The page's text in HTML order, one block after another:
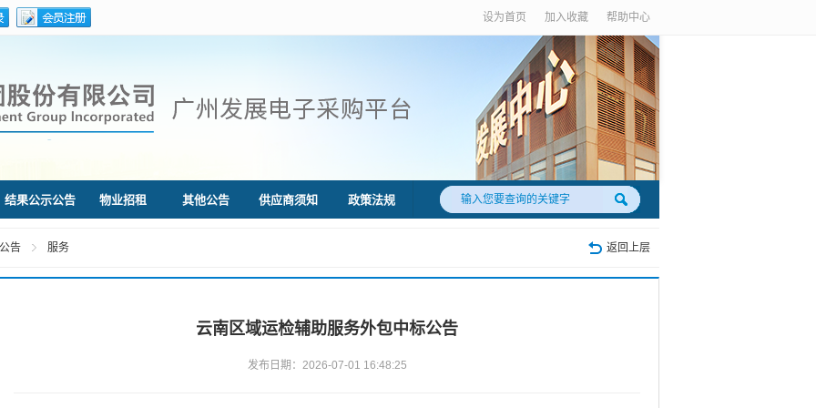
设为首页 加入收藏 帮助中心
结果公示公告 物业招租 其他公告 供应商须知 政策法规
告 服务 返回上层
云南区域运检辅助服务外包中标公告
发布日期：2026-07-01 16:48:25